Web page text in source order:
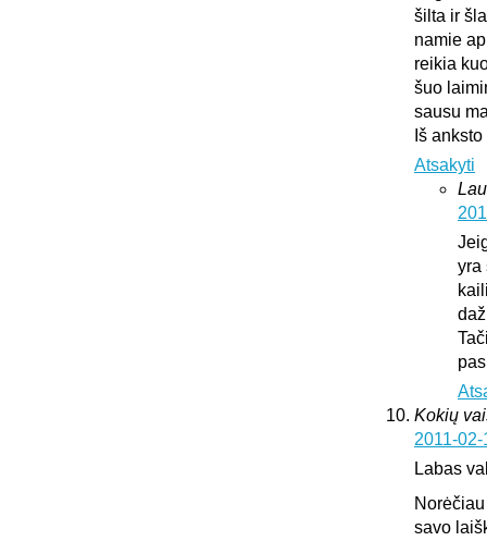
šilta ir
namie
reikia
šuo
sausu
Iš
Atsakyti
yra
Kokių
2011-
Labas
savo